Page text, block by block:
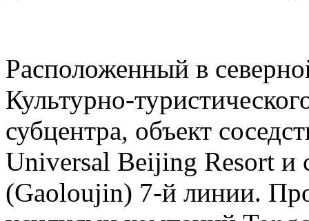
Расположенный в
Культурно-
субцентра, объект
Universal Beijing Resort и
(Gaoloujin) 7-й линии.